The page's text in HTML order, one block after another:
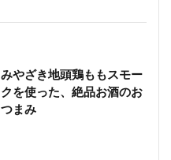
みやざき地頭鶏ももスモー
クを使った、絶品お酒のお
つまみ